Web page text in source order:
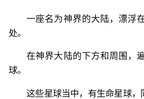
一座名为神界的大陆，漂浮
处。
在神界大陆的下方和周围，
球。
这些星球当中，有生命星球，